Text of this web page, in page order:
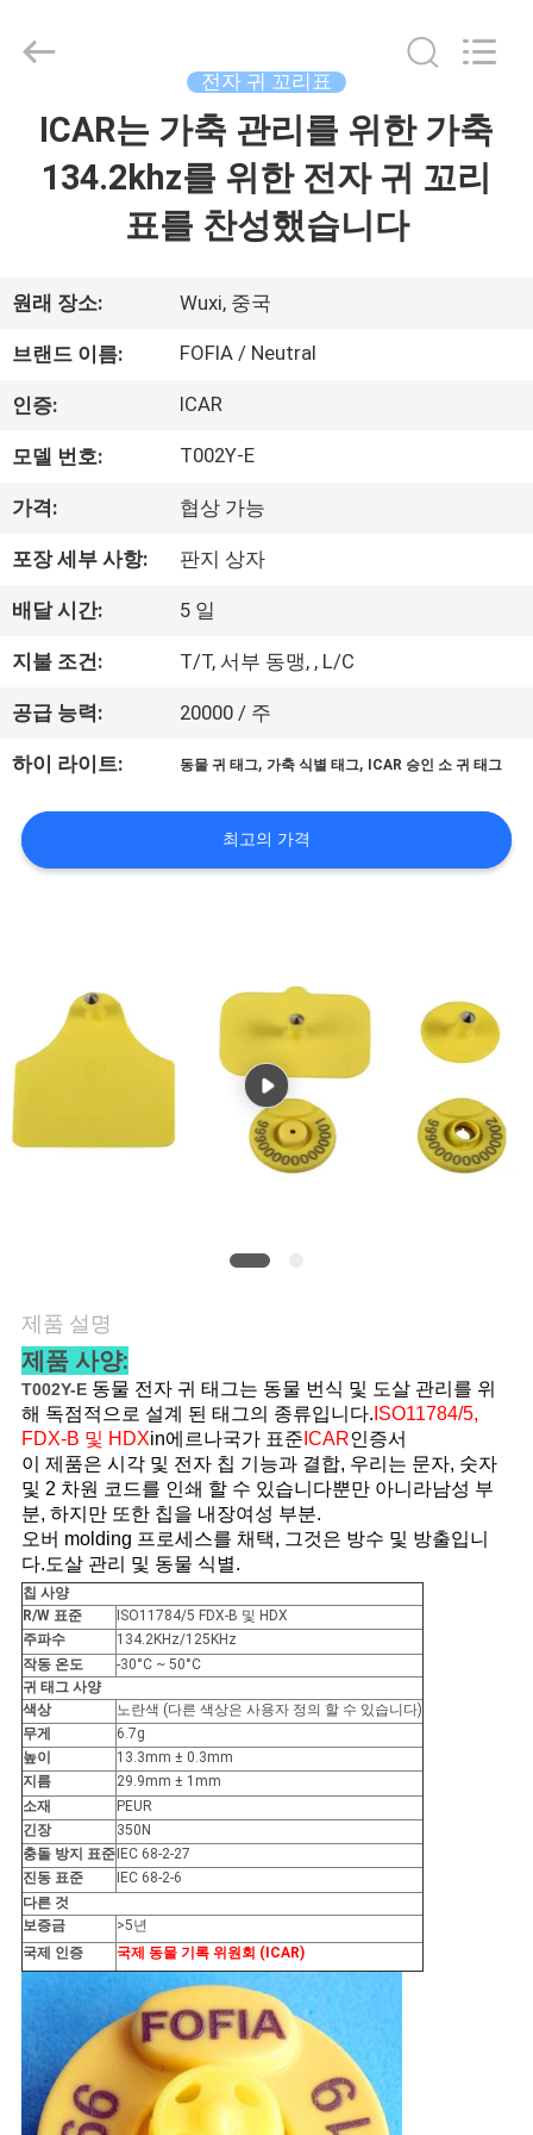
동
영
상
우
리
에
대
하
여
공
품
질
락
주
세
요
뉴
스
인
용
문
을
요
구
하
세
요
2017
Technology
전자 귀 꼬리표
ICAR는 가축 관리를 위한 가축
134.2khz를 위한 전자 귀 꼬리
표를 찬성했습니다
원래 장소: Wuxi, 중국
브랜드 이름: FOFIA / Neutral
인증: ICAR
모델 번호: T002Y-E
가격: 협상 가능
포장 세부 사항: 판지 상자
배달 시간: 5 일
지불 조건: T/T, 서부 동맹, , L/C
공급 능력: 20000 / 주
하이 라이트: 동물 귀 태그,가축 식별 태그, ICAR 승인 소 귀 태그
최고의 가격
제품 설명
제품 사양:
T002Y-E 동물 전자 귀 태그는 동물 번식 및 도살 관리를 위
해 독점적으로 설계 된 태그의 종류입니다. ISO11784/5,
FDX-B 및 HDXin에르나국가 표준 ICAR인증서
이 제품은 시각 및 전자 칩 기능과 결합, 우리는 문자, 숫자
및 2 차원 코드를 인쇄 할 수 있습니다뿐만 아니라남성 부
분, 하지만 또한 칩을 내장여성 부분.
오버 molding 프로세스를 채택, 그것은 방수 및 방출입니
다.도살 관리 및 동물 식별.
칩 사양
R/W 표준
ISO11784/5 FDX-B 및 HDX
주파수
134.2KHz/125KHz
작동 온도
-30°C ~ 50°C
귀 태그 사양
색상
노란색 (다른 색상은 사용자 정의 할 수 있습니다)
무게
6.7g
높이
13.3mm ± 0.3mm
지름
29.9mm ± 1mm
소재
PEUR
긴장
350N
충돌 방지 표준 IEC 68-2-27
진동 표준
IEC 68-2-6
다른 것
보증금
>5년
국제 인증
국제 동물 기록 위원회 (ICAR)